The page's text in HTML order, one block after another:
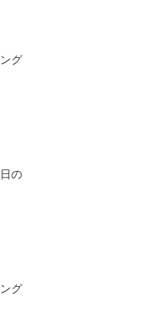
グ
の
グ